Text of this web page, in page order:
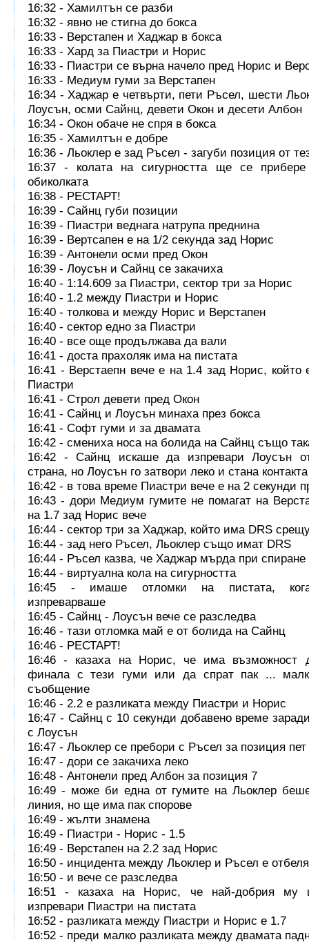
16:32 - Хамилтън се разби
16:32 - явно не стигна до бокса
16:33 - Верстапен и Хаджар в бокса
16:33 - Хард за Пиастри и Норис
16:33 - Пиастри се върна начело пред Норис и
16:33 - Медиум гуми за Верстапен
16:34 - Хаджар е четвърти, пети Ръсел, шести
Лоусън, осми Сайнц, девети Окон и десети Албон
16:34 - Окон обаче не спря в бокса
16:35 - Хамилтън е добре
16:36 - Льоклер е зад Ръсел - загуби позиция от
16:37 - колата на сигурността ще се
обиколката
16:38 - РЕСТАРТ!
16:39 - Сайнц губи позиции
16:39 - Пиастри веднага натрупа преднина
16:39 - Вертсапен е на 1/2 секунда зад Норис
16:39 - Антонели осми пред Окон
16:39 - Лоусън и Сайнц се закачиха
16:40 - 1:14.609 за Пиастри, сектор три за Норис
16:40 - 1.2 между Пиастри и Норис
16:40 - толкова и между Норис и Верстапен
16:40 - сектор едно за Пиастри
16:40 - все още продължава да вали
16:41 - доста прахоляк има на пистата
16:41 - Верстаепн вече е на 1.4 зад Норис, който
Пиастри
16:41 - Строл девети пред Окон
16:41 - Сайнц и Лоусън минаха през бокса
16:41 - Софт гуми и за двамата
16:42 - смениха носа на болида на Сайнц също
16:42 - Сайнц искаше да изпревари Лоусън
страна, но Лоусън го затвори леко и стана контакта
16:42 - в това време Пиастри вече е на 2 секунди
16:43 - дори Медиум гумите не помагат на
на 1.7 зад Норис вече
16:44 - сектор три за Хаджар, който има DRS
16:44 - зад него Ръсел, Льоклер също имат DRS
16:44 - Ръсел казва, че Хаджар мърда при спиране
16:44 - виртуална кола на сигурността
16:45 - имаше отломки на пистата,
изпреварваше
16:45 - Сайнц - Лоусън вече се разследва
16:46 - тази отломка май е от болида на Сайнц
16:46 - РЕСТАРТ!
16:46 - казаха на Норис, че има възможност
финала с тези гуми или да спрат пак ...
съобщение
16:46 - 2.2 е разликата между Пиастри и Норис
16:47 - Сайнц с 10 секунди добавено време
с Лоусън
16:47 - Льоклер се пребори с Ръсел за позиция
16:47 - дори се закачиха леко
16:48 - Антонели пред Албон за позиция 7
16:49 - може би една от гумите на Льоклер
линия, но ще има пак спорове
16:49 - жълти знамена
16:49 - Пиастри - Норис - 1.5
16:49 - Верстапен на 2.2 зад Норис
16:50 - инцидента между Льоклер и Ръсел е
16:50 - и вече се разследва
16:51 - казаха на Норис, че най-добрия
изпревари Пиастри на пистата
16:52 - разликата между Пиастри и Норис е 1.7
16:52 - преди малко разликата между двамата